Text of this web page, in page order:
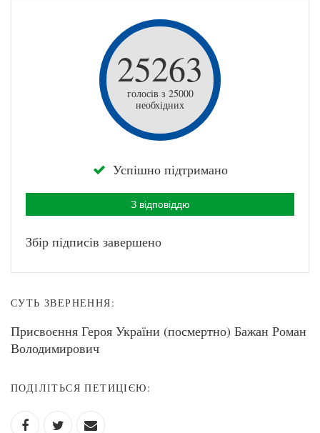
25263
голосів з 25000
необхідних
Успішно підтримано
З відповіддю
Збір підписів завершено
СУТЬ ЗВЕРНЕННЯ:
Присвоєння Героя України (посмертно) Бажан Роман
Володимирович
ПОДІЛІТЬСЯ ПЕТИЦІЄЮ: